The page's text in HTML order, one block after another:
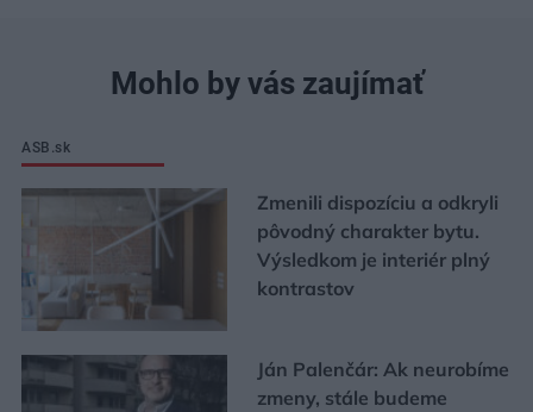
Mohlo by vás zaujímať
ASB.sk
Zmenili dispozíciu a odkryli
pôvodný charakter bytu.
Výsledkom je interiér plný
kontrastov
Ján Palenčár: Ak neurobíme
zmeny, stále budeme